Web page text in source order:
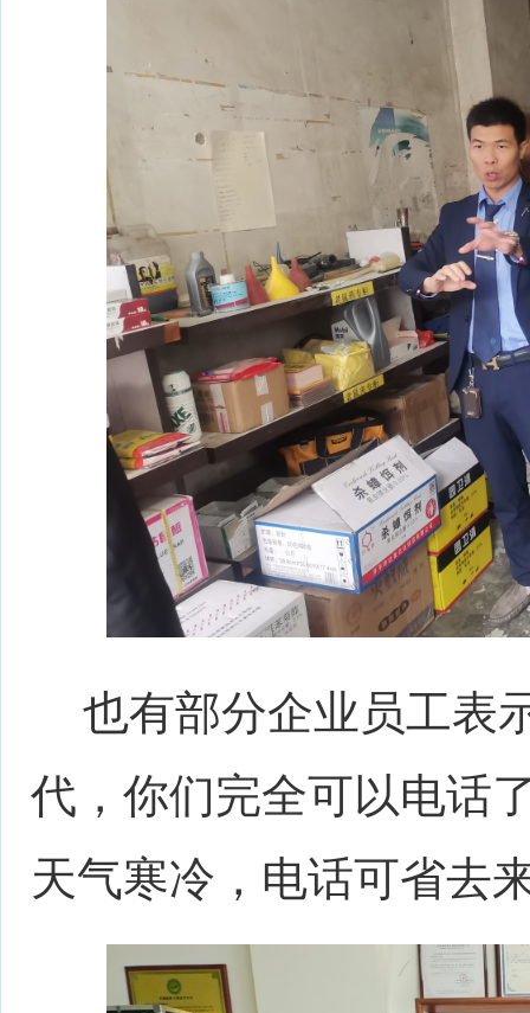
也有部分企业员工表
代，你们完全可以电话
天气寒冷，电话可省去